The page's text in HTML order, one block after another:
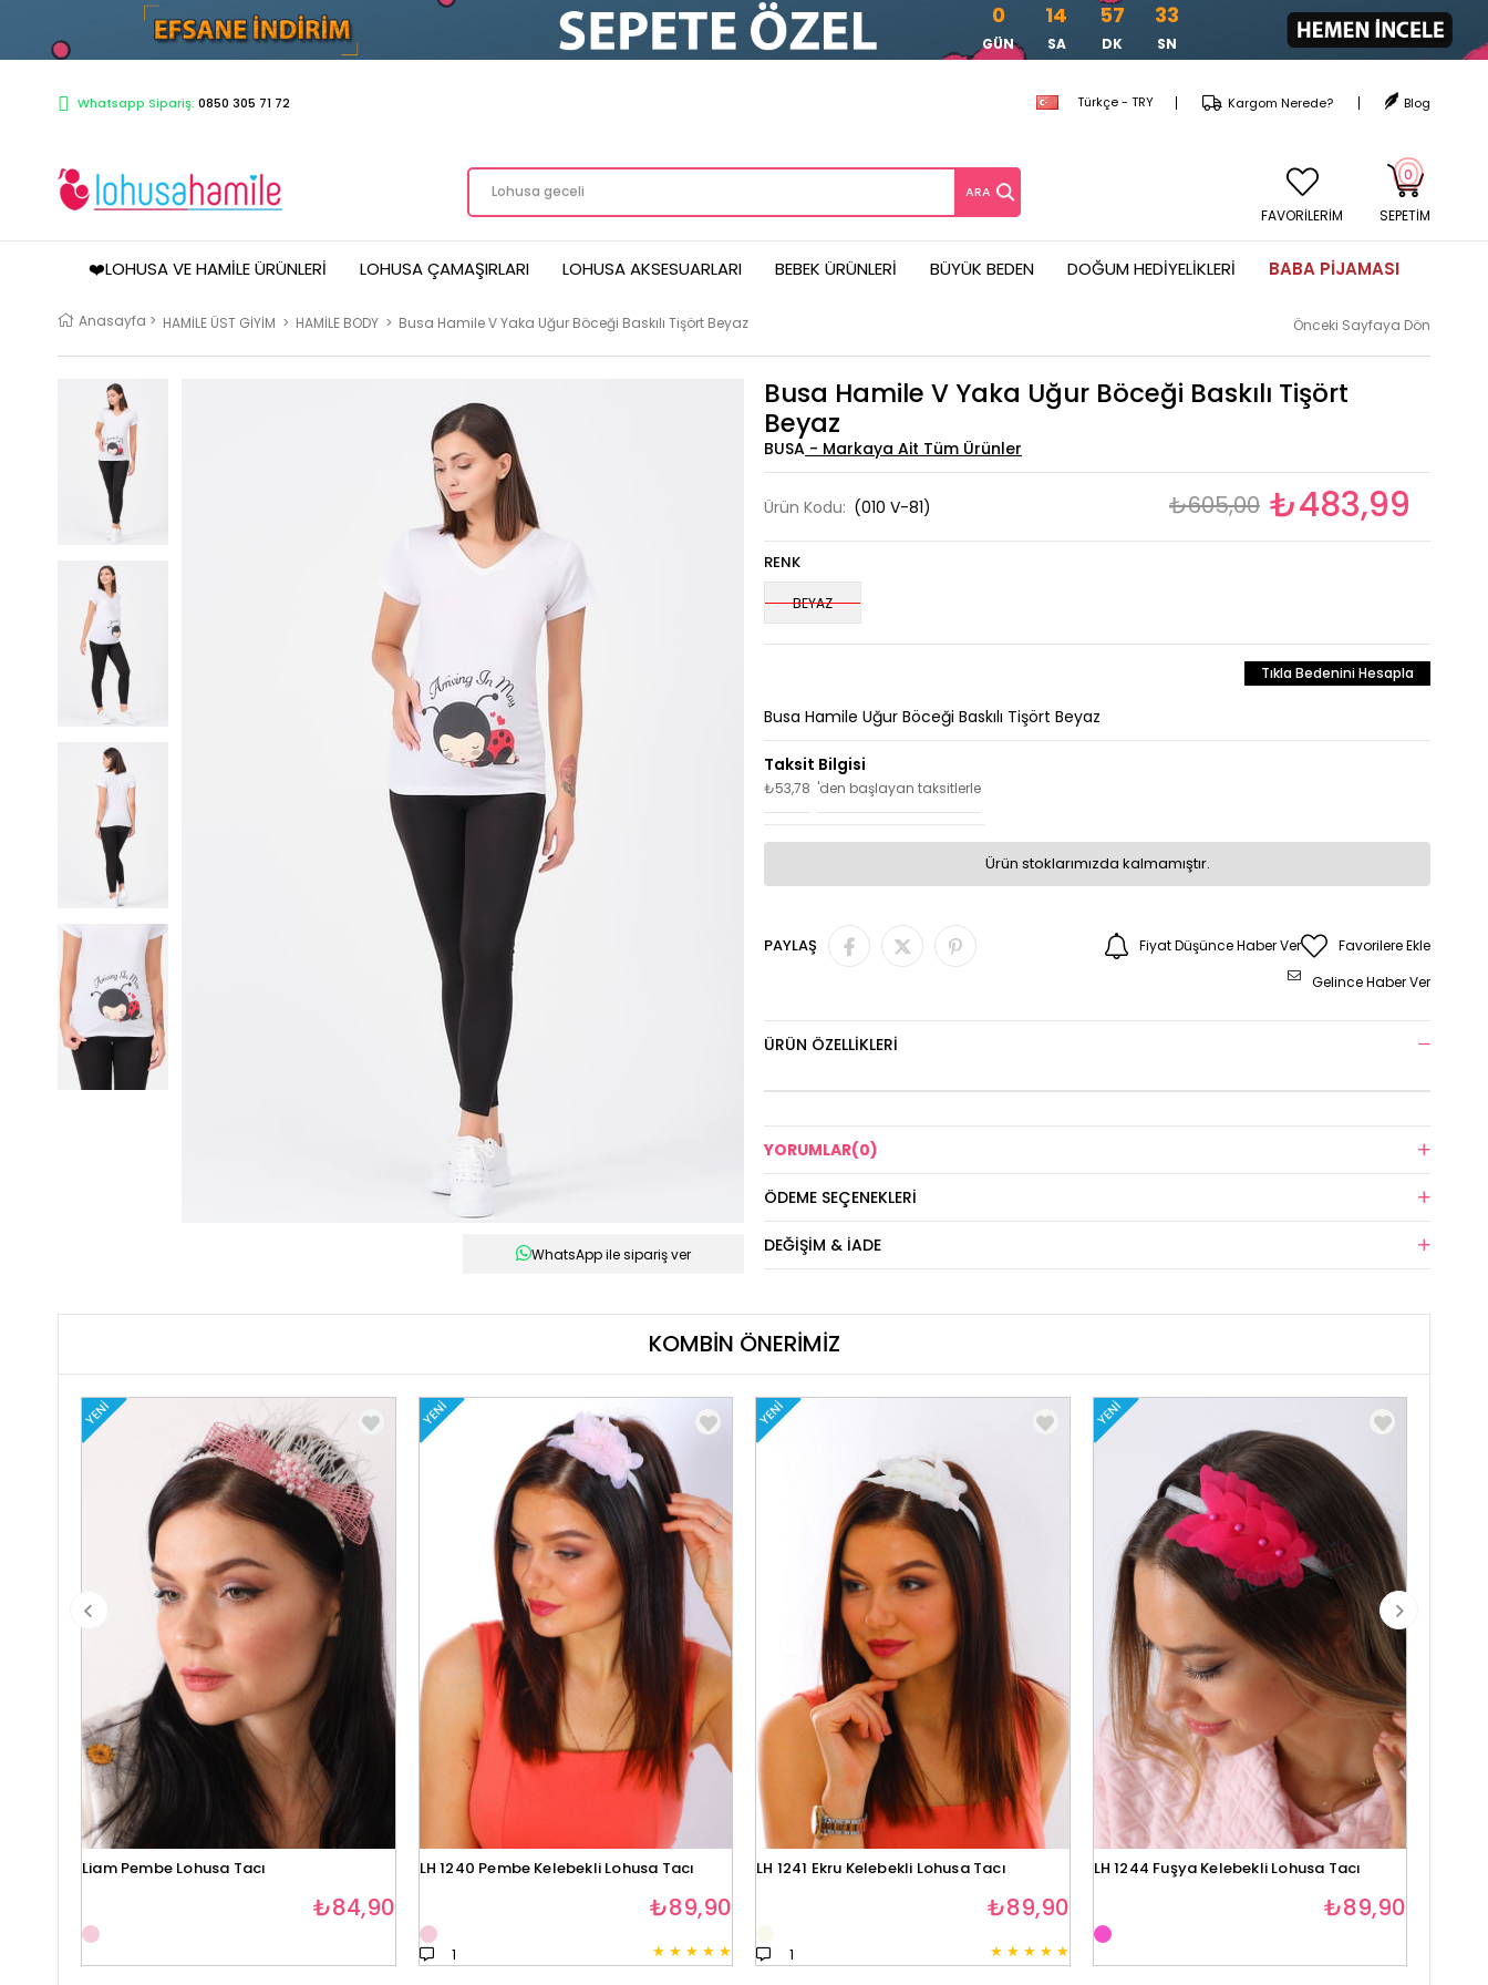
0
GÜN
14
SA
57
DK
32
SN
Whatsapp Sipariş: 0850 305 71 72 Türkçe - TRY Blog
Kargom Nerede?
SEPETIM
0
FAVORİLERİM
❤️LOHUSA VE HAMILE ÜRÜNLERI LOHUSA ÇAMAŞIRLARI LOHUSA AKSESUARLARI BEBEK ÜRÜNLERI BÜYÜK BEDEN DOĞUM HEDIYELIKLERI BABA PIJAMASI
Anasayfa > HAMİLE ÜST GİYİM > HAMİLE BODY > Busa Hamile V Yaka Uğur Böceği Baskılı Tişört Beyaz Önceki Sayfaya Dön
WhatsApp ile sipariş ver
Busa Hamile V Yaka Uğur Böceği Baskılı Tişört
Beyaz
BUSA
Ürün Kodu: (010 V-81) ₺605,00 ₺483,99
RENK
BEYAZ
Tıkla Bedenini Hesapla
Busa Hamile Uğur Böceği Baskılı Tişört Beyaz
₺53,78 'den başlayan taksitlerle
Ürün stoklarımızda kalmamıştır.
PAYLAŞ Favorilere Ekle
Fiyat Düşünce Haber Ver
Gelince Haber Ver
ÜRÜN ÖZELLIKLERI
YORUMLAR(0)
ÖDEME SEÇENEKLERI
DEĞIŞIM & İADE
KOMBİN ÖNERİMİZ
YENI
Liam Pembe Lohusa Tacı
₺84,90
YENI
LH 1240 Pembe Kelebekli Lohusa Tacı
★ ★ ★ ★ ★
1
₺89,90
YENI
LH 1241 Ekru Kelebekli Lohusa Tacı
★ ★ ★ ★ ★
1
₺89,90
YENI
LH 1244 Fuşya Kelebekli Lohusa Tacı
₺89,90